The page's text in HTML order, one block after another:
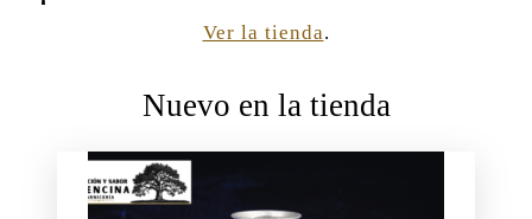
Ver la tienda.
Nuevo en la tienda